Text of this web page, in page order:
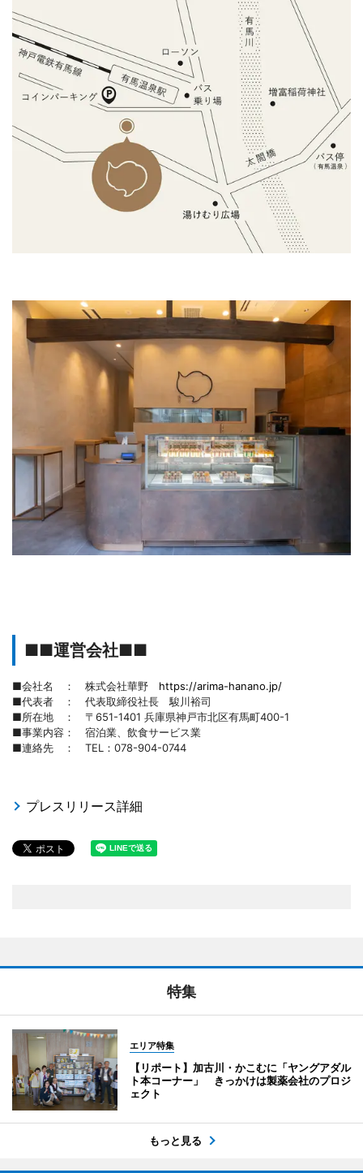
■■運営会社■■
■会社名 ： 株式会社華野 https://arima-hanano.jp/
■代表者 ： 代表取締役社長 駿川裕司
■所在地 ： 〒651-1401 兵庫県神戸市北区有馬町400-1
■事業内容： 宿泊業、飲食サービス業
■連絡先 ： TEL：078-904-0744
プレスリリース詳細
特集
エリア特集
【リポート】加古川・かこむに「ヤングアダル
ト本コーナー」 きっかけは製薬会社のプロジ
ェクト
もっと見る